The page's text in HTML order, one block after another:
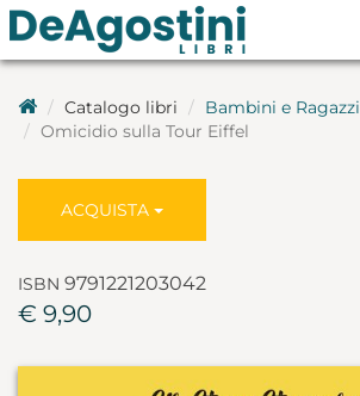
Catalogo libri
Bambini e Ragazzi
Omicidio sulla Tour Eiffel
ACQUISTA
ISBN 9791221203042
€ 9,90